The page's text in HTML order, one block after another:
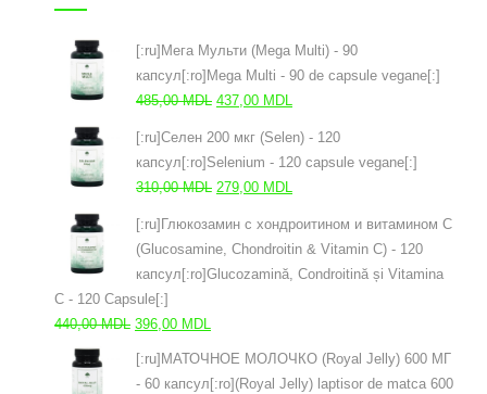
[:ru]Мега Мульти (Mega Multi) - 90
капсул[:ro]Mega Multi - 90 de capsule vegane[:]
485,00MDL Первоначальная
составляла
437,00 MDL
437,00 MDL.
[:ru]Селен 200 мкг (Selen) - 120
капсул[:ro]Selenium - 120 capsule vegane[:]
310,00MDL Первоначальная
составляла
310,00 MDL.
279,00 MDL
[:ru]Глюкозамин с хондроитином и витамином С
(Glucosamine, Chondroitin & Vitamin C) - 120
капсул[:ro]Glucozamină, Condroitină și Vitamina
C - 120 Capsule[:]
440,00MDL Первоначальная
396,00 MDL
[:ru]МАТОЧНОЕ МОЛОЧКО (Royal Jelly) 600 МГ
- 60 капсул[:ro](Royal Jelly) laptisor de matca 600